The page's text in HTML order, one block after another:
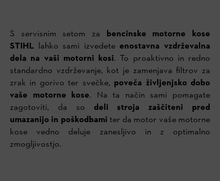
S servisnim setom za bencinske motorne kose
STIHL lahko sami izvedete enostavna vzdrževalna
dela na vaši motorni kosi. To proaktivno in redno
standardno vzdrževanje, kot je zamenjava filtrov za
zrak in gorivo ter svečke, poveča življenjsko dobo
vaše motorne kose. Na ta način sami pomagate
zagotoviti, da so deli stroja zaščiteni pred
umazanijo in poškodbami ter da motor vaše motorne
kose vedno deluje zanesljivo in z optimalno
zmogljivostjo.